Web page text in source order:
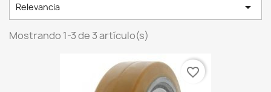
Relevancia 
Mostrando 1-3 de 3 artículo(s)
favorite_border